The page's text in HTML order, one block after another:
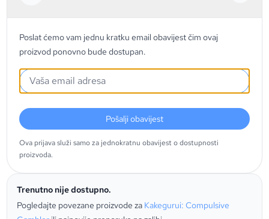
Poslat ćemo vam jednu kratku email obavijest čim ovaj
proizvod ponovno bude dostupan.
Pošalji obavijest
Ova prijava služi samo za jednokratnu obavijest o dostupnosti
proizvoda.
Trenutno nije dostupno.
Pogledajte povezane proizvode za Kakegurui: Compulsive